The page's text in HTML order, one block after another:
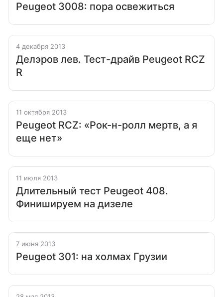
Peugeot 3008: пора освежиться
4 декабря 2013
Делэров лев. Тест-драйв Peugeot RCZ
R
11 октября 2013
Peugeot RCZ: «Рок-н-ролл мертв, а я
еще нет»
11 июля 2013
Длительный тест Peugeot 408.
Финишируем на дизеле
7 июня 2013
Peugeot 301: на холмах Грузии